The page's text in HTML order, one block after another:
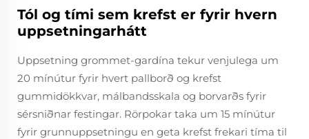
Tól og tími sem krefst er fyrir hvern
uppsetningarhátt
Uppsetning grommet-gardína tekur venjulega um
20 mínútur fyrir hvert pallborð og krefst
gummidökkvar, málbandsskala og borvarðs fyrir
sérsniðnar festingar. Rörpokar taka um 15 mínútur
fyrir grunnuppsetningu en geta krefst frekari tíma til